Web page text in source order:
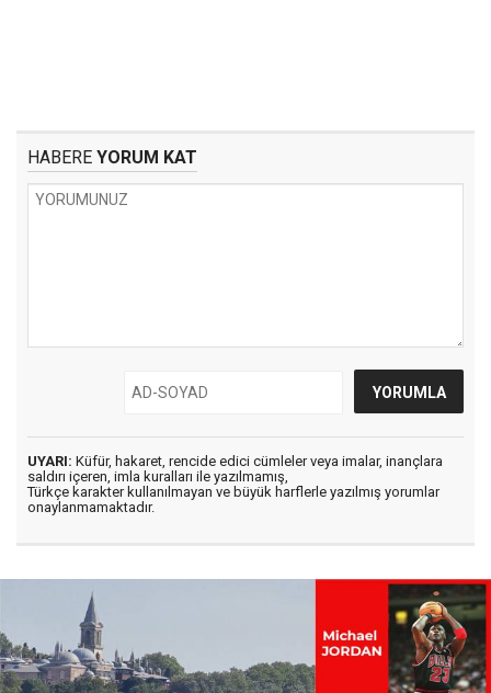
HABERE YORUM KAT
UYARI: Küfür, hakaret, rencide edici cümleler veya imalar, inançlara
saldırı içeren, imla kuralları ile yazılmamış,
Türkçe karakter kullanılmayan ve büyük harflerle yazılmış yorumlar
onaylanmamaktadır.